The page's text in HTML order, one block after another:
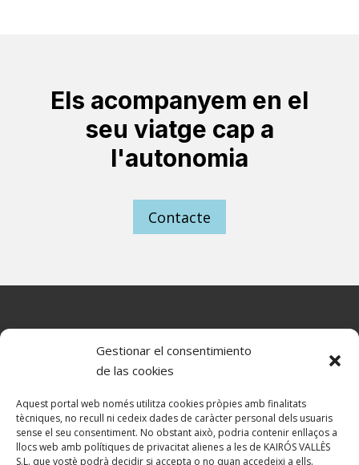
Gestionar el consentimiento
de las cookies
Aquest portal web només utilitza cookies pròpies amb finalitats
tècniques, no recull ni cedeix dades de caràcter personal dels usuaris
sense el seu consentiment. No obstant això, podria contenir enllaços a
llocs web amb polítiques de privacitat alienes a les de KAIRÓS VALLÈS
S.L. que vostè podrà decidir si accepta o no quan accedeixi a ells.
Els acompanyem en el
seu viatge cap a
l'autonomia
Contacte
Avís Legal
Política de Privacitat